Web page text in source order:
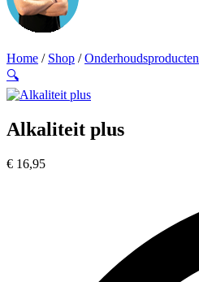
Home / Shop /Onderhoudsproducten
🔍
Alkaliteit plus
€ 16,95